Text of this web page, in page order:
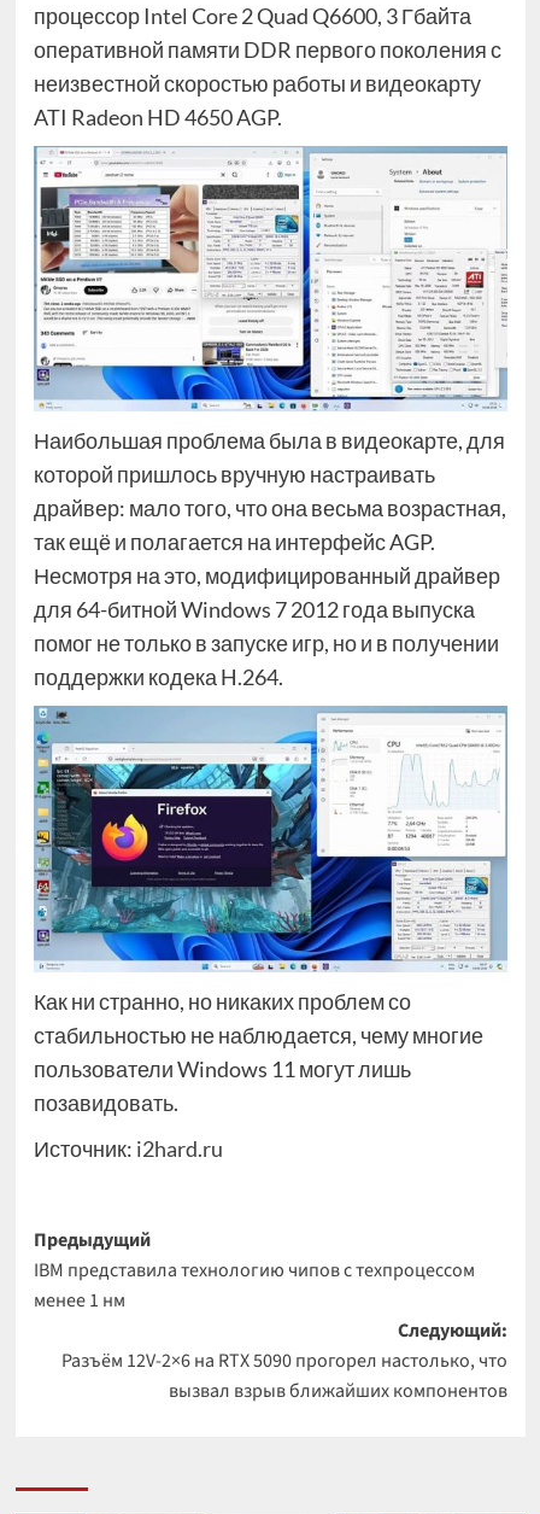
процессор Intel Core 2 Quad Q6600, 3 Гбайта
оперативной памяти DDR первого поколения с
неизвестной скоростью работы и видеокарту
ATI Radeon HD 4650 AGP.
Наибольшая проблема была в видеокарте, для
которой пришлось вручную настраивать
драйвер: мало того, что она весьма возрастная,
так ещё и полагается на интерфейс AGP.
Несмотря на это, модифицированный драйвер
для 64-битной Windows 7 2012 года выпуска
помог не только в запуске игр, но и в получении
поддержки кодека H.264.
Как ни странно, но никаких проблем со
стабильностью не наблюдается, чему многие
пользователи Windows 11 могут лишь
позавидовать.
Источник: i2hard.ru
Навигация
записи
Предыдущий
IBM представила технологию чипов с техпроцессом
менее 1 нм
Следующий:
Разъём 12V-2×6 на RTX 5090 прогорел настолько, что
вызвал взрыв ближайших компонентов